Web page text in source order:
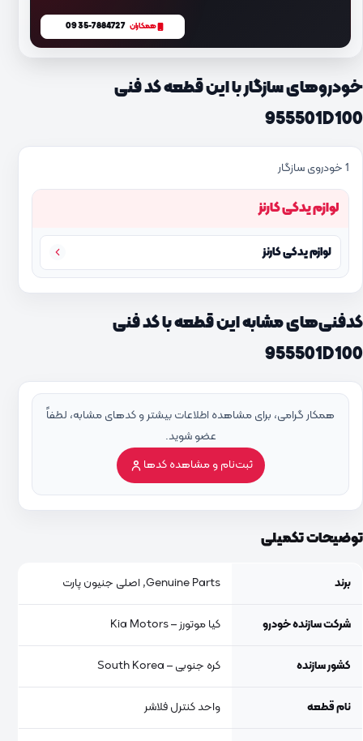
همکاران 0935-7884727
خودروهای سازگار با این قطعه کد فنی
955501D100
1 خودروی سازگار
لوازم یدکی کارنز
لوازم یدکی کارنز
کدفنی‌های مشابه این قطعه با کد فنی
955501D100
همکار گرامی، برای مشاهده اطلاعات بیشتر و کدهای مشابه، لطفاً
عضو شوید.
ثبت‌نام و مشاهده کدها
توضیحات تکمیلی
برند Genuine Parts, اصلی جنیون پارت
شرکت سازنده خودرو کیا موتورز – Kia Motors
کشور سازنده کره جنوبی – South Korea
نام قطعه واحد کنترل فلاشر